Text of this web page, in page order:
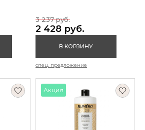
2 428 руб.
3 237 руб.
В КОРЗИНУ
спец. предложение
Акция